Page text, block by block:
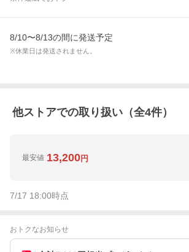
8/10〜8/13の間に発送予定
※休業日は発送されません。
他ストアでの取り扱い（全4件）
最安値 13,200円
7/17 18:00時点
おトクなお知らせ